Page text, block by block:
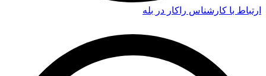
ارتباط با کارشناس راکار در بله